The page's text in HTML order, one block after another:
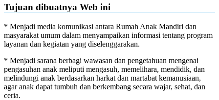
Tujuan dibuatnya Web ini
* Menjadi media komunikasi antara Rumah Anak Mandiri dan
masyarakat umum dalam menyampaikan informasi tentang program
layanan dan kegiatan yang diselenggarakan.
* Menjadi sarana berbagi wawasan dan pengetahuan mengenai
pengasuhan anak meliputi mengasuh, memelihara, mendidik, dan
melindungi anak berdasarkan harkat dan martabat kemanusiaan,
agar anak dapat tumbuh dan berkembang secara wajar, sehat, dan
ceria.